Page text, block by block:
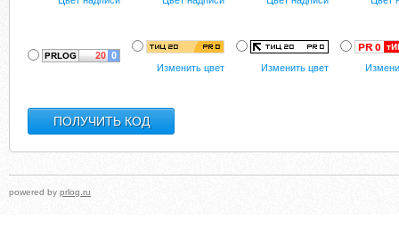
Изменить цвет Изменить цвет
powered by prlog.ru